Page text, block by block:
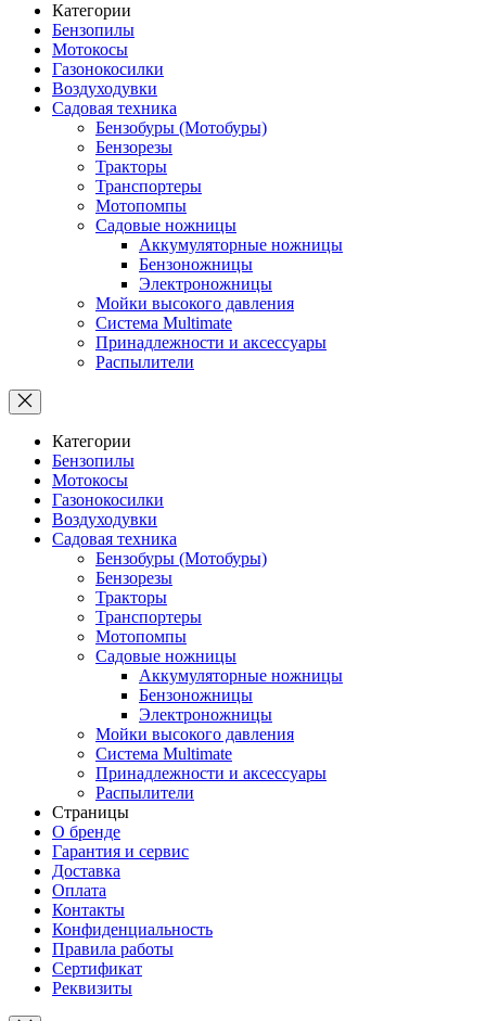
Категории
Бензопилы
Мотокосы
Газонокосилки
Воздуходувки
Садовая техника
Бензобуры (Мотобуры)
Бензорезы
Тракторы
Транспортеры
Мотопомпы
Садовые ножницы
Аккумуляторные ножницы
Бензоножницы
Электроножницы
Мойки высокого давления
Система Multimate
Принадлежности и аксессуары
Распылители
Категории
Бензопилы
Мотокосы
Газонокосилки
Воздуходувки
Садовая техника
Бензобуры (Мотобуры)
Бензорезы
Тракторы
Транспортеры
Мотопомпы
Садовые ножницы
Аккумуляторные ножницы
Бензоножницы
Электроножницы
Мойки высокого давления
Система Multimate
Принадлежности и аксессуары
Распылители
Страницы
О бренде
Гарантия и сервис
Доставка
Оплата
Контакты
Конфиденциальность
Правила работы
Сертификат
Реквизиты